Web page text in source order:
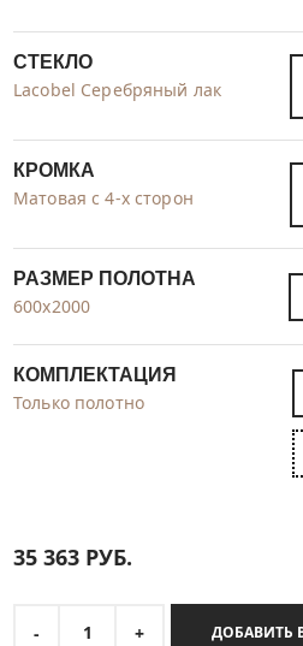
СТЕКЛО
Lacobel Серебряный лак
КРОМКА
Матовая с 4-х сторон
РАЗМЕР ПОЛОТНА
600x2000
КОМПЛЕКТАЦИЯ
Только полотно
35 363 РУБ.
- 1 +